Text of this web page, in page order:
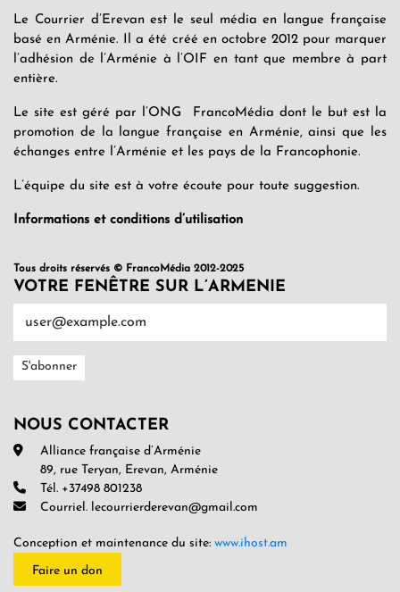
Le Courrier d’Erevan est le seul média en langue française
basé en Arménie. Il a été créé en octobre 2012 pour marquer
l’adhésion de l’Arménie à l’OIF en tant que membre à part
entière.
Le site est géré par l’ONG FrancoMédia dont le but est la
promotion de la langue française en Arménie, ainsi que les
échanges entre l’Arménie et les pays de la Francophonie.
L’équipe du site est à votre écoute pour toute suggestion.
Informations et conditions d’utilisation
Tous droits réservés © FrancoMédia 2012-2025
VOTRE FENÊTRE SUR L’ARMENIE
NOUS CONTACTER
Alliance française d’Arménie
89, rue Teryan, Erevan, Arménie
Tél. +37498 801238
Courriel. lecourrierderevan@gmail.com
Conception et maintenance du site: www.ihost.am
Faire un don